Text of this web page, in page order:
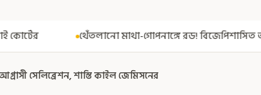
গোপনাঙ্গে রড! বিজেপিশাসিত অসমে নাবালিকার নৃশংস পরিণতি
সেলিব্রেশন, শাস্তি কাইল জেমিসনের